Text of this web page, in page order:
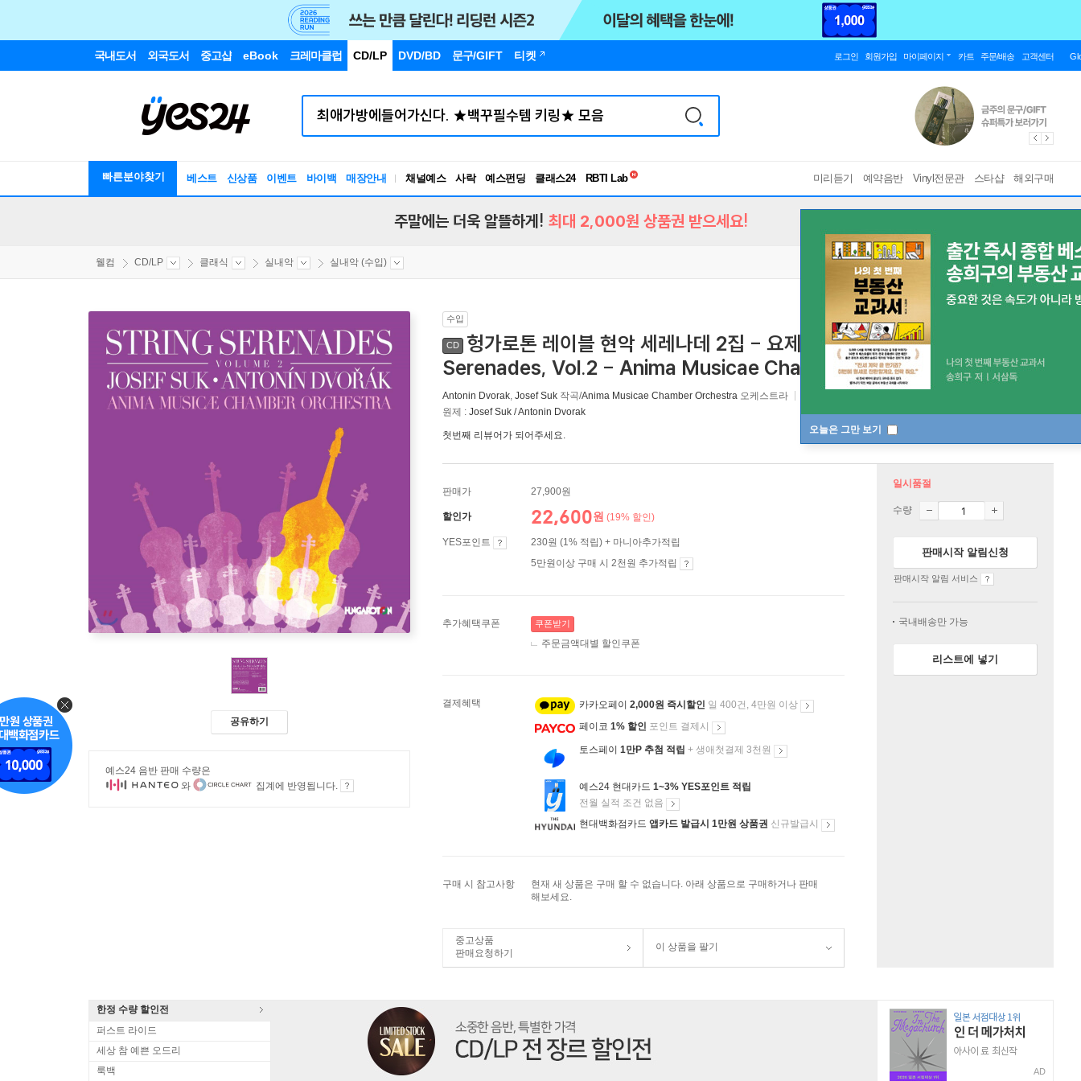
국내도서 외국도서 중고샵 eBook 크레마클럽 CD/LP DVD/BD 문구/GIFT 티켓 로그인 회원가입 마이페이지 카트 주문/배송 고객센터
빠른분야찾기 베스트 신상품 이벤트 바이백 매장안내 채널예스 사락 예스펀딩 클래스24
RBTI Lab
독서유형검사
미리듣기 예약음반 Vinyl전문관 스타샵 해외구매
오늘은 그만 보기
주말에는 더욱 알뜰하게! 최대 2,000원 상품권 받으세요!
웰컴 CD/LP 클래식 실내악 실내악 (수입)
공유하기
예스24 음반 판매 수량은
와
집계에 반영됩니다.
수입
CD
헝가로톤 레이블 현악 세레나데 2집 - 요제프 수크 / 드보르작 (String
Serenades, Vol.2 - Anima Musicae Chamber Orchestra)
Antonin Dvorak, Josef Suk 작곡/Anima Musicae Chamber Orchestra 오케스트라
원제 : Josef Suk / Antonin Dvorak
첫번째 리뷰어가 되어주세요.
판매가 27,900원
할인가 22,600원 (19% 할인)
YES포인트
230원 (1% 적립) + 마니아추가적립
5만원이상 구매 시 2천원 추가적립
추가혜택쿠폰 쿠폰받기
주문금액대별 할인쿠폰
결제혜택 카카오페이 2,000원 즉시할인 일 400건, 4만원 이상
페이코 1% 할인 포인트 결제시
토스페이 1만P 추첨 적립 + 생애첫결제 3천원
예스24 현대카드 1~3% YES포인트 적립
전월 실적 조건 없음
현대백화점카드 앱카드 발급시 1만원 상품권 신규발급시
구매 시 참고사항
현재 새 상품은 구매 할 수 없습니다. 아래 상품으로 구매하거나 판매
해보세요.
중고상품
판매요청하기
이 상품을 팔기
일시품절
수량
판매시작 알림신청
판매시작 알림 서비스
국내배송만 가능
리스트에 넣기
한정 수량 할인전
퍼스트 라이드
세상 참 예쁜 오드리
룩백
AD